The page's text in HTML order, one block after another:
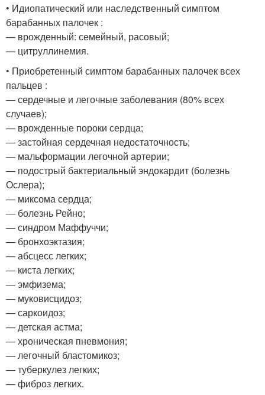
• Идиопатический или наследственный симптом
барабанных палочек :
— врожденный: семейный, расовый;
— цитруллинемия.
• Приобретенный симптом барабанных палочек всех
пальцев :
— сердечные и легочные заболевания (80% всех
случаев);
— врожденные пороки сердца;
— застойная сердечная недостаточность;
— мальформации легочной артерии;
— подострый бактериальный эндокардит (болезнь
Ослера);
— миксома сердца;
— болезнь Рейно;
— синдром Маффуччи;
— бронхоэктазия;
— абсцесс легких;
— киста легких;
— эмфизема;
— муковисцидоз;
— саркоидоз;
— детская астма;
— хроническая пневмония;
— легочный бластомикоз;
— туберкулез легких;
— фиброз легких.